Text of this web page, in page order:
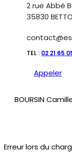
Erreur lors du
2 rue Abbé
35830
TEL : 02 21 65
Appeler
BOURSIN